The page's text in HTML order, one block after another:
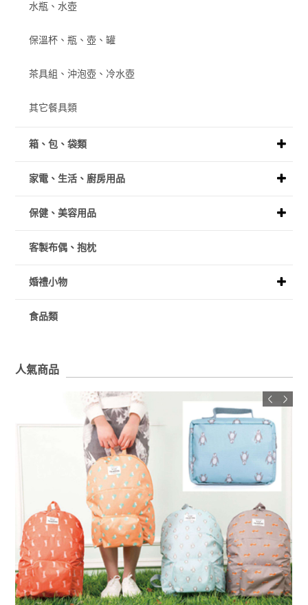
水瓶、水壺
保溫杯、瓶、壺、罐
茶具組、沖泡壺、冷水壺
其它餐具類
箱、包、袋類
家電、生活、廚房用品
保健、美容用品
客製布偶、抱枕
婚禮小物
食品類
人氣商品